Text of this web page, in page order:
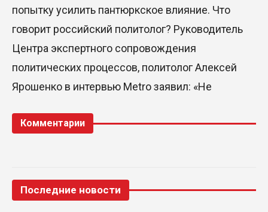
попытку усилить пантюркское влияние. Что
говорит российский политолог? Руководитель
Центра экспертного сопровождения
политических процессов, политолог Алексей
Ярошенко в интервью Metro заявил: «Не
Комментарии
Последние новости